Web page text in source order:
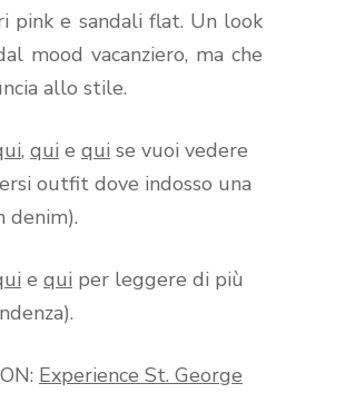
pink e sandali flat. Un look
mood vacanziero, ma che
allo stile.
, qui e qui se vuoi vedere
outfit dove indosso una
denim).
e qui per leggere di più
Experience St. George